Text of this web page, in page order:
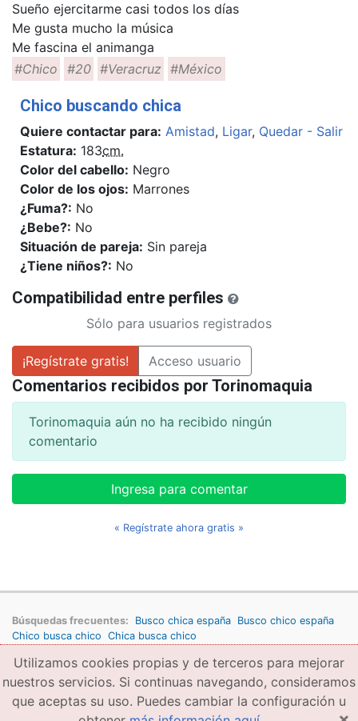
Sueño ejercitarme casi todos los días
Me gusta mucho la música
Me fascina el animanga
#Chico
#20 #Veracruz #México
Chico buscando chica
Quiere contactar para: Amistad, Ligar, Quedar - Salir
Estatura: 183cm.
Color del cabello: Negro
Color de los ojos: Marrones
¿Fuma?: No
¿Bebe?: No
Situación de pareja: Sin pareja
¿Tiene niños?: No
Compatibilidad entre perfiles
Sólo para usuarios registrados
¡Regístrate gratis! Acceso usuario
Comentarios recibidos por Torinomaquia
Torinomaquia aún no ha recibido ningún
comentario
Ingresa para comentar
« Regístrate ahora gratis »
Búsquedas frecuentes: Busco chica españa Busco chico españa
Chico busca chico Chica busca chico
Copyright © 2026 amigae.com Condiciones generales de uso
Política de privacidad
Copyright
Utilizamos cookies propias y de terceros para mejorar
nuestros servicios. Si continuas navegando, consideramos
que aceptas su uso. Puedes cambiar la configuración u